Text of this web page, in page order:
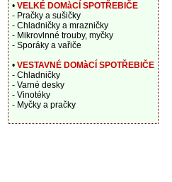
• VELKÉ DOMàCÍ SPOTŘEBIČE
- Pračky a sušičky
- Chladničky a mrazničky
- Mikrovlnné trouby, myčky
- Sporáky a vařiče
• VESTAVNÉ DOMàCÍ SPOTŘEBIČE
- Chladničky
- Varné desky
- Vinotéky
- Myčky a pračky